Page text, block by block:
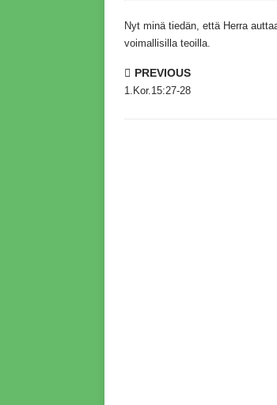
Nyt minä tiedän, että Herra
voimallisilla teoilla.
PREVIOUS
1.Kor.15:27-28